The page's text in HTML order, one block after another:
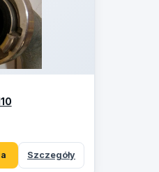
Szczegóły